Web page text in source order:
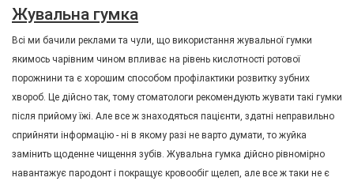
Жувальна гумка
Всі ми бачили реклами та чули, що використання жувальної гумки
якимось чарівним чином впливає на рівень кислотності ротової
порожнини та є хорошим способом профілактики розвитку зубних
хвороб. Це дійсно так, тому стоматологи рекомендують жувати такі гумки
після прийому їжі. Але все ж знаходяться пацієнти, здатні неправильно
сприйняти інформацію - ні в якому разі не варто думати, то жуйка
замінить щоденне чищення зубів. Жувальна гумка дійсно рівномірно
навантажує пародонт і покращує кровообіг щелеп, але все ж таки не є